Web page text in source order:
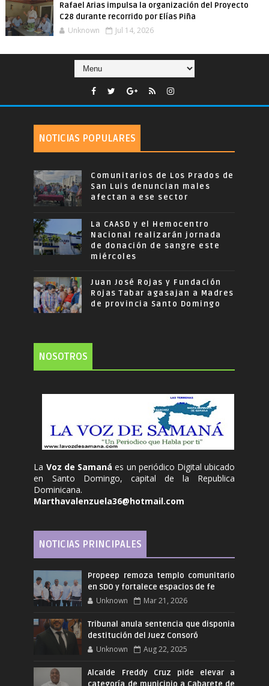
Rafael Arias impulsa la organización del Proyecto
C28 durante recorrido por Elías Piña
Unknown Jul 14, 2026
NOTICIAS POPULARES
Comunitarios de Los Prados de
San Luis denuncian males
afectan a ese sector
La CAASD y el Hemocentro
Nacional realizarán jornada
de donación de sangre este
miércoles
Juan José Rojas y Fundación
Rojas Tabar agasajan a Madres
de provincia Santo Domingo
NOSOTROS
La Voz de Samanáes un periódico Digital ubicado
en Santo Domingo, capital de la Republica
Dominicana.
Marthavalenzuela36@hotmail.com
NOTICIAS PRINCIPALES
Propeep remoza templo comunitario
en SDO y fortalece espacios de fe
Unknown Mar 21, 2026
Tribunal anula sentencia que disponia
destitución del Juez Consoró
Unknown Aug 22, 2025
Alcalde Freddy Cruz pide elevar a